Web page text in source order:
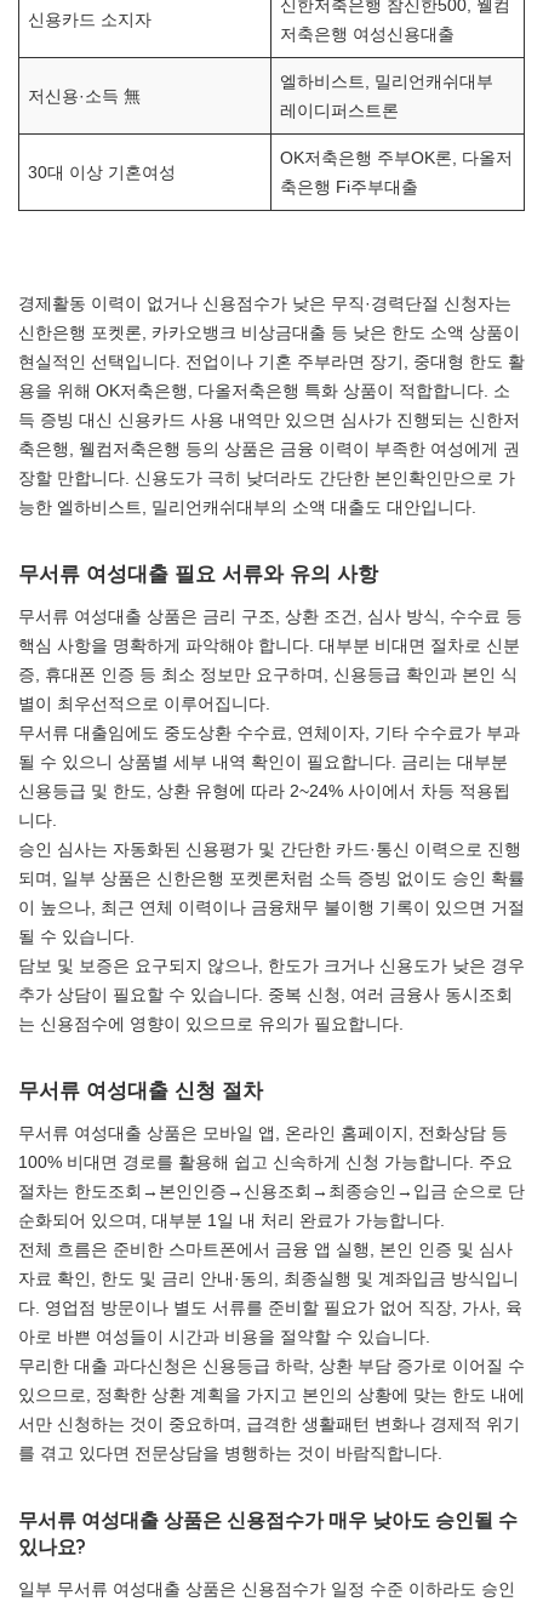
신용카드 소지자
신한저축은행 참신한500, 웰컴
저축은행 여성신용대출
저신용·소득 無
엘하비스트, 밀리언캐쉬대부
레이디퍼스트론
30대 이상 기혼여성
OK저축은행 주부OK론, 다올저
축은행 Fi주부대출
경제활동 이력이 없거나 신용점수가 낮은 무직·경력단절 신청자는
신한은행 포켓론, 카카오뱅크 비상금대출 등 낮은 한도 소액 상품이
현실적인 선택입니다. 전업이나 기혼 주부라면 장기, 중대형 한도 활
용을 위해 OK저축은행, 다올저축은행 특화 상품이 적합합니다. 소
득 증빙 대신 신용카드 사용 내역만 있으면 심사가 진행되는 신한저
축은행, 웰컴저축은행 등의 상품은 금융 이력이 부족한 여성에게 권
장할 만합니다. 신용도가 극히 낮더라도 간단한 본인확인만으로 가
능한 엘하비스트, 밀리언캐쉬대부의 소액 대출도 대안입니다.
무서류 여성대출 필요 서류와 유의 사항
무서류 여성대출 상품은 금리 구조, 상환 조건, 심사 방식, 수수료 등
핵심 사항을 명확하게 파악해야 합니다. 대부분 비대면 절차로 신분
증, 휴대폰 인증 등 최소 정보만 요구하며, 신용등급 확인과 본인 식
별이 최우선적으로 이루어집니다.
무서류 대출임에도 중도상환 수수료, 연체이자, 기타 수수료가 부과
될 수 있으니 상품별 세부 내역 확인이 필요합니다. 금리는 대부분
신용등급 및 한도, 상환 유형에 따라 2~24% 사이에서 차등 적용됩
니다.
승인 심사는 자동화된 신용평가 및 간단한 카드·통신 이력으로 진행
되며, 일부 상품은 신한은행 포켓론처럼 소득 증빙 없이도 승인 확률
이 높으나, 최근 연체 이력이나 금융채무 불이행 기록이 있으면 거절
될 수 있습니다.
담보 및 보증은 요구되지 않으나, 한도가 크거나 신용도가 낮은 경우
추가 상담이 필요할 수 있습니다. 중복 신청, 여러 금융사 동시조회
는 신용점수에 영향이 있으므로 유의가 필요합니다.
무서류 여성대출 신청 절차
무서류 여성대출 상품은 모바일 앱, 온라인 홈페이지, 전화상담 등
100% 비대면 경로를 활용해 쉽고 신속하게 신청 가능합니다. 주요
절차는 한도조회→본인인증→신용조회→최종승인→입금 순으로 단
순화되어 있으며, 대부분 1일 내 처리 완료가 가능합니다.
전체 흐름은 준비한 스마트폰에서 금융 앱 실행, 본인 인증 및 심사
자료 확인, 한도 및 금리 안내·동의, 최종실행 및 계좌입금 방식입니
다. 영업점 방문이나 별도 서류를 준비할 필요가 없어 직장, 가사, 육
아로 바쁜 여성들이 시간과 비용을 절약할 수 있습니다.
무리한 대출 과다신청은 신용등급 하락, 상환 부담 증가로 이어질 수
있으므로, 정확한 상환 계획을 가지고 본인의 상황에 맞는 한도 내에
서만 신청하는 것이 중요하며, 급격한 생활패턴 변화나 경제적 위기
를 겪고 있다면 전문상담을 병행하는 것이 바람직합니다.
무서류 여성대출 상품은 신용점수가 매우 낮아도 승인될 수
있나요?
일부 무서류 여성대출 상품은 신용점수가 일정 수준 이하라도 승인